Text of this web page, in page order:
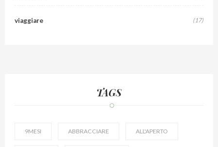
viaggiare (17)
TAGS
9MESI ABBRACCIARE ALL'APERTO